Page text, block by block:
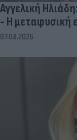
Αγγελική
- Η μεταφυσική
07.08.2026